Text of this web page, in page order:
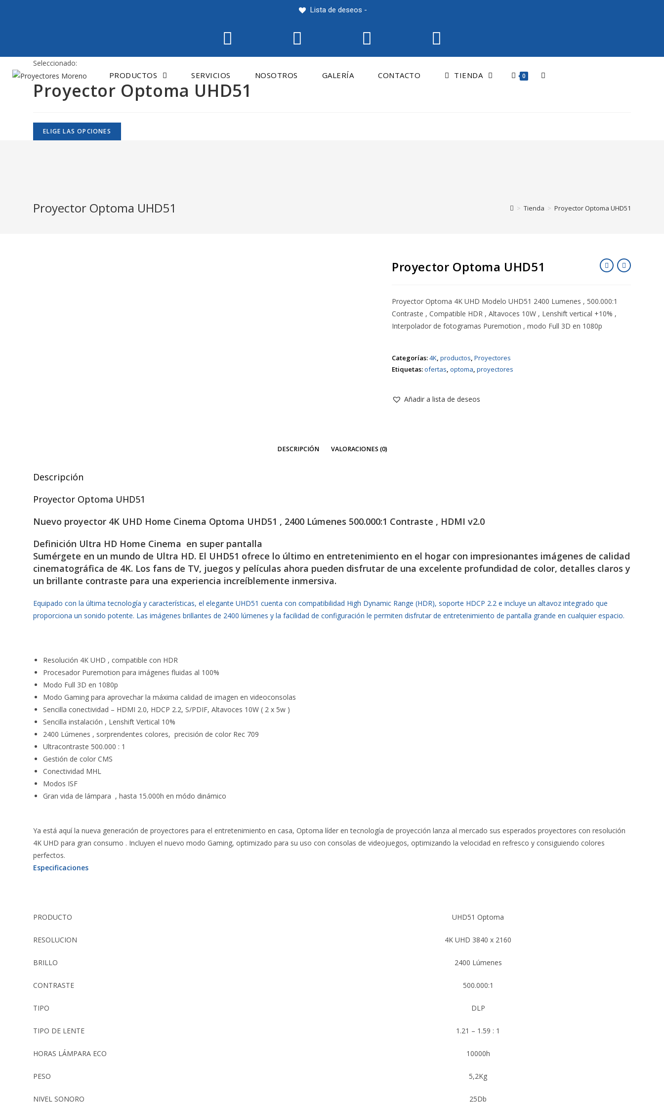
Lista de deseos -
PRODUCTOS SERVICIOS NOSOTROS GALERÍA CONTACTO TIENDA 0
Seleccionado:
Proyector Optoma UHD51
ELIGE LAS OPCIONES
Proyector Optoma UHD51 > Tienda > Proyector Optoma UHD51
Proyector Optoma UHD51
Proyector Optoma 4K UHD Modelo UHD51 2400 Lumenes , 500.000:1
Contraste , Compatible HDR , Altavoces 10W , Lenshift vertical +10% ,
Interpolador de fotogramas Puremotion , modo Full 3D en 1080p
Categorías:4K, productos, Proyectores
Etiquetas:ofertas, optoma, proyectores
Añadir a lista de deseos
DESCRIPCIÓN VALORACIONES (0)
Descripción
Proyector Optoma UHD51
Nuevo proyector 4K UHD Home Cinema Optoma UHD51 , 2400 Lúmenes 500.000:1 Contraste , HDMI v2.0
Definición Ultra HD Home Cinema en super pantalla
Sumérgete en un mundo de Ultra HD. El UHD51 ofrece lo último en entretenimiento en el hogar con impresionantes imágenes de calidad
cinematográfica de 4K. Los fans de TV, juegos y películas ahora pueden disfrutar de una excelente profundidad de color, detalles claros y
un brillante contraste para una experiencia increíblemente inmersiva.
Equipado con la última tecnología y características, el elegante UHD51 cuenta con compatibilidad High Dynamic Range (HDR), soporte HDCP 2.2 e incluye un altavoz integrado que
proporciona un sonido potente. Las imágenes brillantes de 2400 lúmenes y la facilidad de configuración le permiten disfrutar de entretenimiento de pantalla grande en cualquier espacio.
Resolución 4K UHD , compatible con HDR
Procesador Puremotion para imágenes fluidas al 100%
Modo Full 3D en 1080p
Modo Gaming para aprovechar la máxima calidad de imagen en videoconsolas
Sencilla conectividad – HDMI 2.0, HDCP 2.2, S/PDIF, Altavoces 10W ( 2 x 5w )
Sencilla instalación , Lenshift Vertical 10%
2400 Lúmenes , sorprendentes colores, precisión de color Rec 709
Ultracontraste 500.000 : 1
Gestión de color CMS
Conectividad MHL
Modos ISF
Gran vida de lámpara , hasta 15.000h en módo dinámico
Ya está aquí la nueva generación de proyectores para el entretenimiento en casa, Optoma líder en tecnología de proyección lanza al mercado sus esperados proyectores con resolución
4K UHD para gran consumo . Incluyen el nuevo modo Gaming, optimizado para su uso con consolas de videojuegos, optimizando la velocidad en refresco y consiguiendo colores
perfectos.
Especificaciones
PRODUCTO UHD51 Optoma
RESOLUCION 4K UHD 3840 x 2160
BRILLO 2400 Lúmenes
CONTRASTE 500.000:1
TIPO DLP
TIPO DE LENTE 1.21 – 1.59 : 1
HORAS LÁMPARA ECO 10000h
PESO 5,2Kg
NIVEL SONORO 25Db